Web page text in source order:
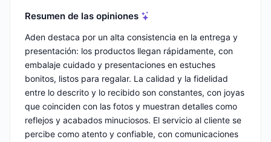
Resumen de las opiniones
Aden destaca por un alta consistencia en la entrega y
presentación: los productos llegan rápidamente, con
embalaje cuidado y presentaciones en estuches
bonitos, listos para regalar. La calidad y la fidelidad
entre lo descrito y lo recibido son constantes, con joyas
que coinciden con las fotos y muestran detalles como
reflejos y acabados minuciosos. El servicio al cliente se
percibe como atento y confiable, con comunicaciones